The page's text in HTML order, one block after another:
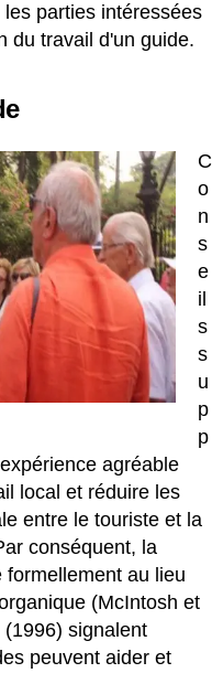
parties intéressées
du travail d'un guide.
C
o
n
s
e
il
s
s
u
p
p
agréable
local et réduire les
entre le touriste et la
conséquent, la
au lieu
(McIntosh et
signalent
peuvent aider et